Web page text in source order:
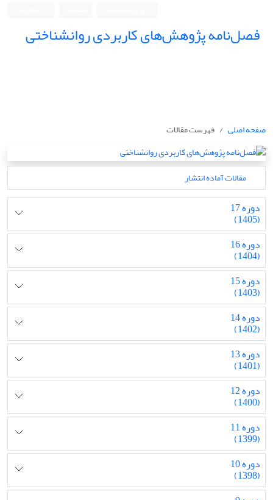
فصل‌نامه پژوهش‌های کاربردی روانشناختی
صفحه اصلی فهرست مقالات
مقالات آماده انتشار
دوره 17
(1405)
دوره 16
(1404)
دوره 15
(1403)
دوره 14
(1402)
دوره 13
(1401)
دوره 12
(1400)
دوره 11
(1399)
دوره 10
(1398)